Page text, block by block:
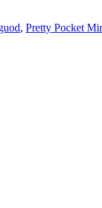
, Pretty Pocket